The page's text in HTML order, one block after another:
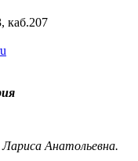
каб.207
Анатольевна.